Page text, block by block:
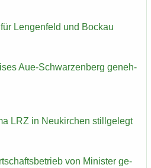
Len­gen­feld und Bo­ckau
Aue-​Schwarzenberg ge­neh­
LRZ in Neu­kir­chen still­ge­legt
von Mi­nis­ter ge­